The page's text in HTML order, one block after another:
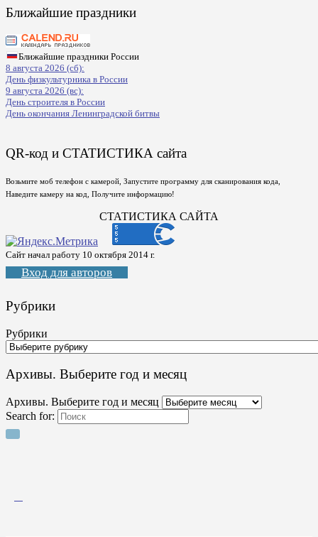
Ближайшие праздники
Ближайшие праздники России
8 августа 2026 (сб):
День физкультурника в России
9 августа 2026 (вс):
День строителя в России
День окончания Ленинградской битвы
QR-код и СТАТИСТИКА сайта
Возьмите моб телефон с камерой, Запустите программу для сканирования кода,
Наведите камеру на код, Получите информацию!
СТАТИСТИКА САЙТА
Сайт начал работу 10 октября 2014 г.
Вход для авторов
Рубрики
Рубрики
Архивы. Выберите год и месяц
Архивы. Выберите год и месяц
Search for: